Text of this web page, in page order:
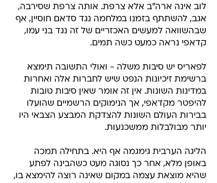
לוב אינה ארה"ב אלא צרפת. אותה צרפת שסירבה,
אגב, להשתתף בזמנו במלחמה נגד סדאם חוסיין, אף
שבהשוואה למעשים האכזריים של זה נגד בני עמו,
קדאפי נראה כמעט כשה תמים.
לפאריס יש סיבות משלה - ואולי התשובה תימצא
ברשימת זיכיונות הנפט שיש לחברות אלה ואחרות
במדינות השונות. אין זה אומר שאין סיבות טובות
להיפטר מקדאפי, אך הנימוקים הרשמיים שהועלו
בבירות העולם השונות להצדקת המבצע הצבאי היו
יותר מבולבלות ממשכנעות.
הליגה הערבית גימגמה אף היא. בתחילה תמכה
באופן מלא, אחר כך נסוגה מעט כשהבינה לפתע
שהיא מוצאת עצמה במקום שאינה רוצה להימצא בו,